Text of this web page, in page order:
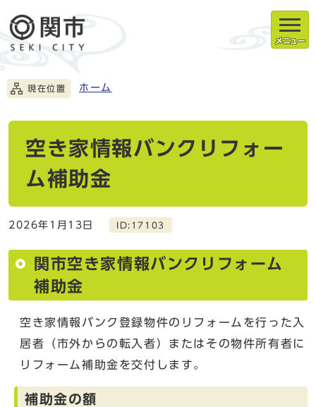
メニュー
現在位置 ホーム
空き家情報バンクリフォー
ム補助金
2026年1月13日 ID:17103
関市空き家情報バンクリフォーム
補助金
空き家情報バンク登録物件のリフォームを行った入
居者（市外からの転入者）またはその物件所有者に
リフォーム補助金を交付します。
補助金の額